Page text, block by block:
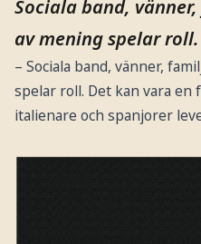
Sociala band,
av mening spelar roll.
– Sociala band, vänner,
spelar roll. Det kan vara
italienare och spanjorer